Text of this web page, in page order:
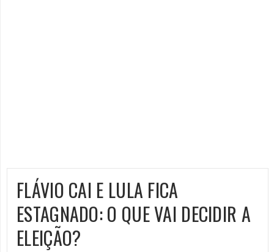
FLÁVIO CAI E LULA FICA
ESTAGNADO: O QUE VAI DECIDIR A
ELEIÇÃO?